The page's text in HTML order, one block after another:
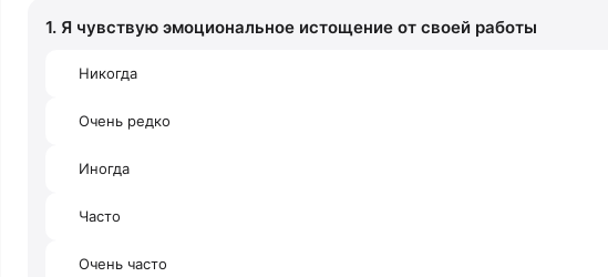
1. Я чувствую эмоциональное истощение от своей работы
Никогда
Очень редко
Иногда
Часто
Очень часто